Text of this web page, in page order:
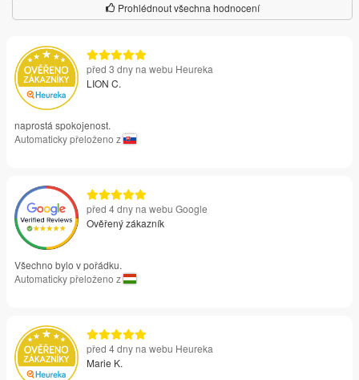
Prohlédnout všechna hodnocení
před 3 dny na webu Heureka
LION C.
naprostá spokojenost.
Automaticky přeloženo z
před 4 dny na webu Google
Ověřený zákazník
Všechno bylo v pořádku.
Automaticky přeloženo z
před 4 dny na webu Heureka
Marie K.